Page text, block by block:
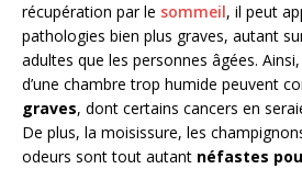
récupération par le sommeil, il peut
pathologies bien plus graves, autant
adultes que les personnes âgées.
d’une chambre trop humide peuvent
graves, dont certains cancers en
De plus, la moisissure, les
odeurs sont tout autant néfastes